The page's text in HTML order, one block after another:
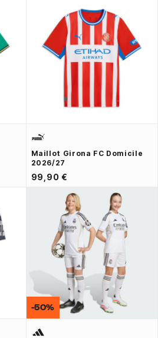
Maillot Girona FC Domicile
2026/27
99,90 €
-50%